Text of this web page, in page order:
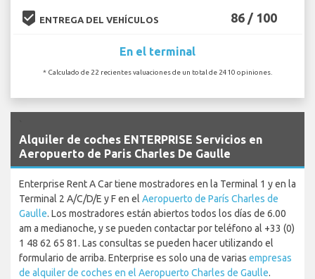
beenhere ENTREGA DEL VEHÍCULOS 86 / 100
En el terminal
* Calculado de 22 recientes valuaciones de un total de 2410 opiniones.
Alquiler de coches ENTERPRISE Servicios en
Aeropuerto de Paris Charles De Gaulle
Enterprise Rent A Car tiene mostradores en la Terminal 1 y en la
Terminal 2 A/C/D/E y F en el Aeropuerto de París Charles de
Gaulle. Los mostradores están abiertos todos los días de 6.00
am a medianoche, y se pueden contactar por teléfono al +33 (0)
1 48 62 65 81. Las consultas se pueden hacer utilizando el
formulario de arriba. Enterprise es solo una de varias empresas
de alquiler de coches en el Aeropuerto Charles de Gaulle.